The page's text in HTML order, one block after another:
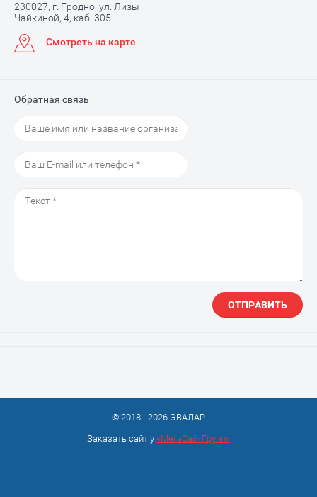
230027, г. Гродно, ул. Лизы
Чайкиной, 4, каб. 305
Смотреть на карте
Обратная связь
ОТПРАВИТЬ
© 2018 - 2026 ЭВАЛАР
Заказать сайт у «МегаСайтГрупп»